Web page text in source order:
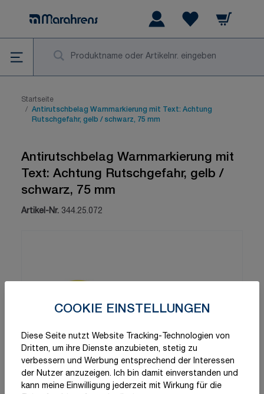
COOKIE EINSTELLUNGEN
Diese Seite nutzt Website Tracking-Technologien von
Dritten, um ihre Dienste anzubieten, stetig zu
verbessern und Werbung entsprechend der Interessen
der Nutzer anzuzeigen. Ich bin damit einverstanden und
kann meine Einwilligung jederzeit mit Wirkung für die
Warenkorb
Startseite
/ Antirutschbelag Warnmarkierung mit Text: Achtung
Rutschgefahr, gelb / schwarz, 75 mm
Antirutschbelag Warnmarkierung mit
Text: Achtung Rutschgefahr, gelb /
schwarz, 75 mm
Artikel-Nr. 344.25.072